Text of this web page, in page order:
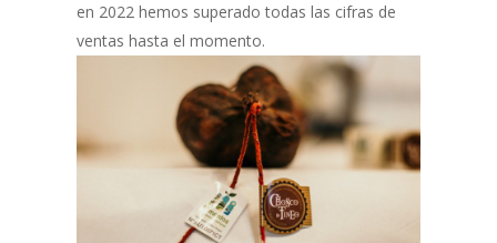
en 2022 hemos superado todas las cifras de
ventas hasta el momento.